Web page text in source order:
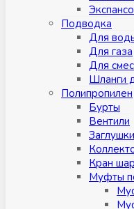
Подводка
Для
Для газа
Для
Шланги
Полипропилен
Бурты
Вентили
Заглушки
Кран
Муфты